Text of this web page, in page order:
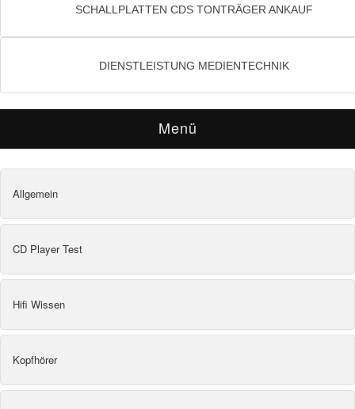
SCHALLPLATTEN CDS TONTRÄGER ANKAUF
DIENSTLEISTUNG MEDIENTECHNIK
Menü
Allgemein
CD Player Test
Hifi Wissen
Kopfhörer